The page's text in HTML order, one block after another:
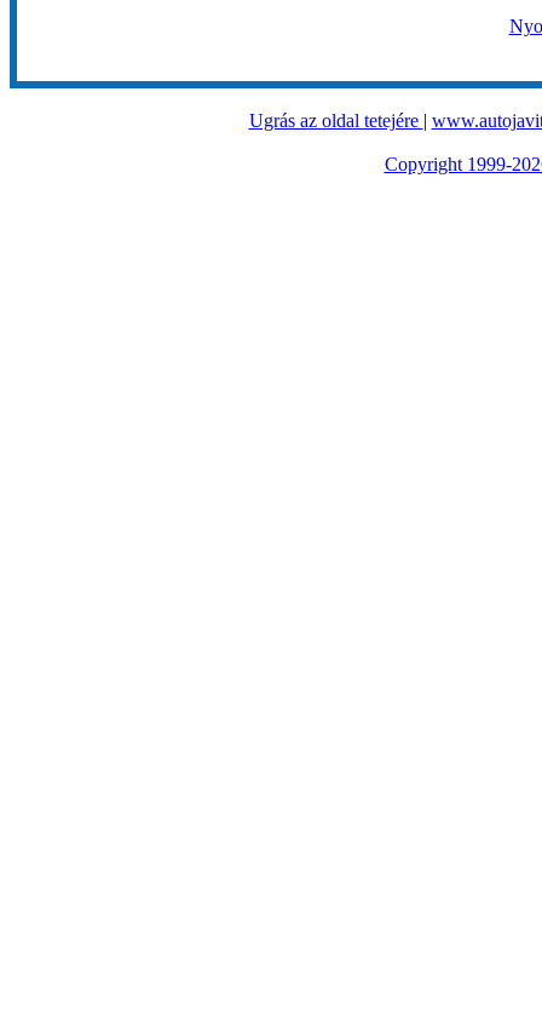
Ugrás az oldal tetejére |
Copyright 1999-